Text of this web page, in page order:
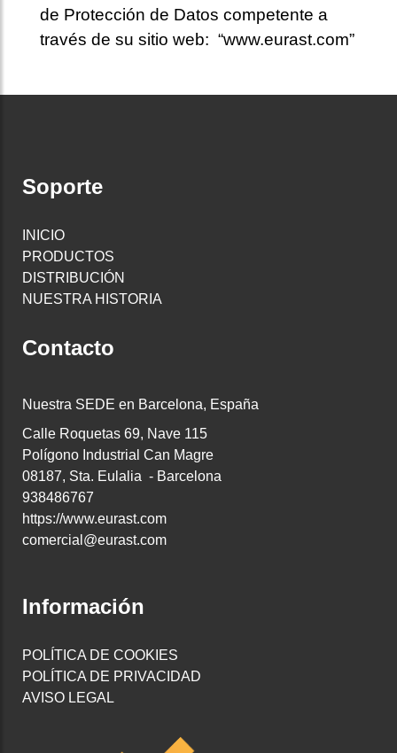
de Protección de Datos competente a
través de su sitio web: “www.eurast.com”
Soporte
INICIO
PRODUCTOS
DISTRIBUCIÓN
NUESTRA HISTORIA
Contacto
Nuestra SEDE en Barcelona, España
Calle Roquetas 69, Nave 115
Polígono Industrial Can Magre
08187, Sta. Eulalia - Barcelona
938486767
https://www.eurast.com
comercial@eurast.com
Información
POLÍTICA DE COOKIES
POLÍTICA DE PRIVACIDAD
AVISO LEGAL